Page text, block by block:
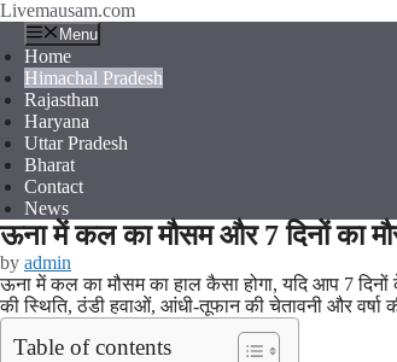
Skip
content
Livemausam.com
Menu
Home
Himachal Pradesh
Rajasthan
Haryana
Uttar Pradesh
Bharat
Contact
News
ऊना में कल का मौसम और 7 दिनों का
by admin
ऊना में कल का मौसम का हाल कैसा होगा, यदि आप 7 दिनों
की स्थिति, ठंडी हवाओं, आंधी-तूफान की चेतावनी और
Table of contents